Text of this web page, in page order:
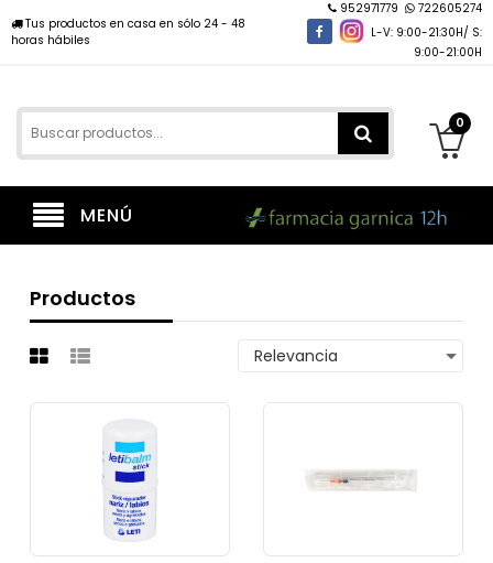
Tus productos en casa en sólo 24 - 48
horas hábiles
952971779
722605274
L-V: 9:00-21:30H/ S:
9:00-21:00H
0
MENÚ
Productos